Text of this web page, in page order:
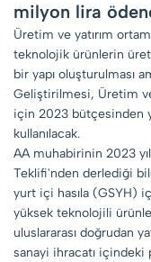
milyon lira
Üretim ve yatırım
teknolojik ürünlerin
bir yapı oluşturulması
Geliştirilmesi, Üretim ve
için 2023 bütçesinden
kullanılacak.
AA muhabirinin 2023
Teklifi'nden derlediği
yurt içi hasıla (GSYH)
yüksek teknolojili
uluslararası doğrudan
sanayi ihracatı içindeki